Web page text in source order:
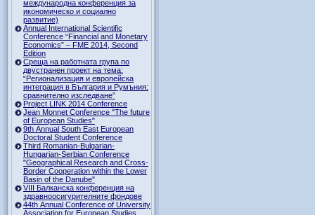
международна конференция за
икономическо и социално
развитие)
Annual International Scientific
Conference “Financial and Monetary
Economics” – FME 2014, Second
Edition
Среща на работната група по
двустранен проект на тема:
“Регионализация и европейска
интеграция в България и Румъния:
сравнително изследване”
Project LINK 2014 Conference
Jean Monnet Conference "The future
of European Studies"
9th Annual South East European
Doctoral Student Conference
Third Romanian-Bulgarian-
Hungarian-Serbian Conference
"Geographical Research and Cross-
Border Cooperation within the Lower
Basin of the Danube"
VIII Балканска конференция на
здравноосигурителните фондове
44th Annual Conference of University
Association for European Studies